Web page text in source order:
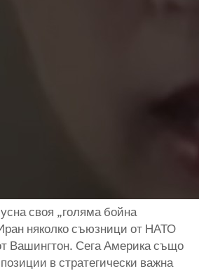
своя „голяма бойна
няколко съюзници от НАТО
Вашингтон. Сега Америка също
в стратегически важна